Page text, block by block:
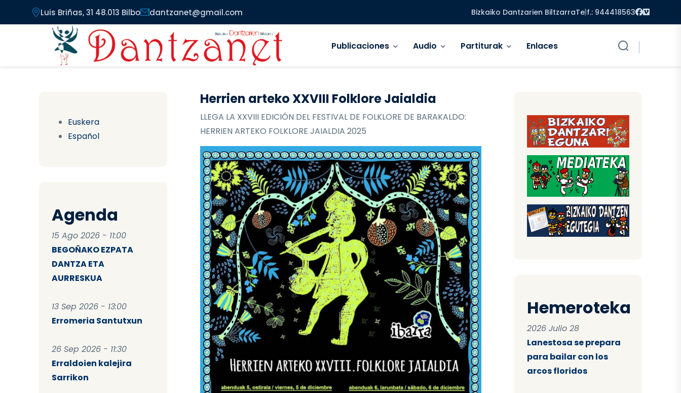
Pasar al contenido principal
Luis Briñas, 31 48.013 Bilbo dantzanet@gmail.com Bizkaiko Dantzarien BiltzarraTelf.: 944418563 Facebook
Vimeo
Publicaciones Audio Partiturak Enlaces
Euskera
Español
Agenda
15 Ago 2026 - 11:00
BEGOÑAKO EZPATA
DANTZA ETA
AURRESKUA
13 Sep 2026 - 13:00
Erromeria Santutxun
26 Sep 2026 - 11:30
Erraldoien kalejira
Sarrikon
Herrien arteko XXVIII Folklore Jaialdia
LLEGA LA XXVIII EDICIÓN DEL FESTIVAL DE FOLKLORE DE BARAKALDO:
HERRIEN ARTEKO FOLKLORE JAIALDIA 2025
Hemeroteka
2026 Julio 28
Lanestosa se prepara
para bailar con los
arcos floridos